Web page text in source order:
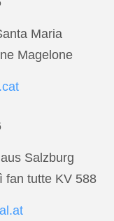
Maria
Magelone
Salzburg
fan tutte KV 588